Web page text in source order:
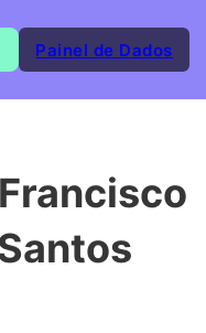
Painel de Dados